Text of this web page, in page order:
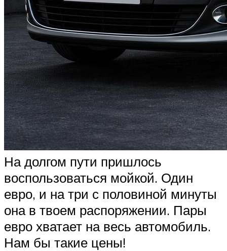
На долгом пути пришлось
воспользоваться мойкой. Один
евро, и на три с половиной минуты
она в твоем распоряжении. Пары
евро хватает на весь автомобиль.
Нам бы такие цены!